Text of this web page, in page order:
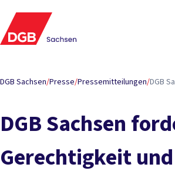
DGB Sachsen/Presse/Pressemitteilungen/DGB
DGB Sachsen
Gerechtigkeit